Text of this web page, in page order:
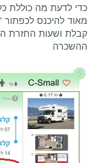
כדי לדעת מה כוללת
מאוד להיכנס
קבלת ושעות החזרת
ההשכרה